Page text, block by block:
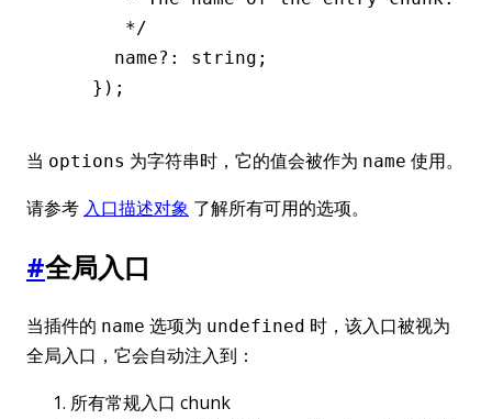
       */
      name
?: string ;
    });
当 options 为字符串时，它的值会被作为 name 使用。
请参考 入口描述对象 了解所有可用的选项。
#全局入口
当插件的 name 选项为 undefined 时，该入口被视为
全局入口，它会自动注入到：
所有常规入口 chunk